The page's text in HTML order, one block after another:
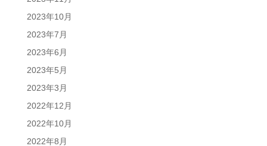
2023年10月
2023年7月
2023年6月
2023年5月
2023年3月
2022年12月
2022年10月
2022年8月